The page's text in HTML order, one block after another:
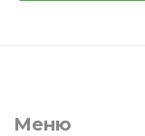
Меню